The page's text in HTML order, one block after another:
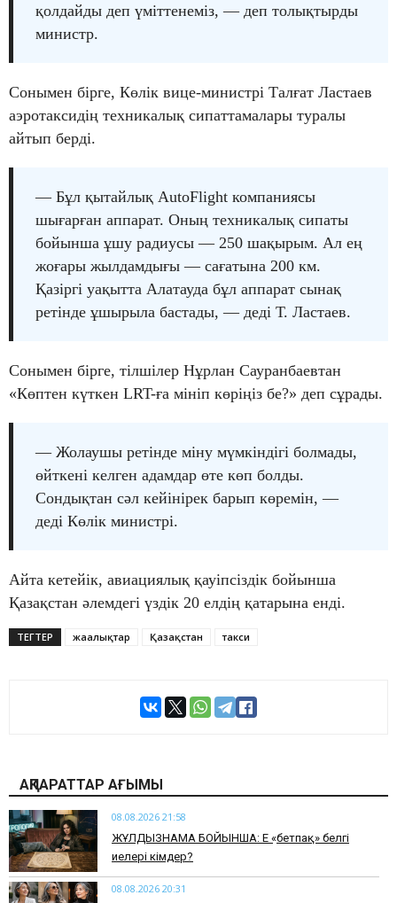
қолдайды деп үміттенеміз, — деп толықтырды
министр.
Сонымен бірге, Көлік вице-министрі Талғат Ластаев
аэротаксидің техникалық сипаттамалары туралы
айтып берді.
— Бұл қытайлық AutoFlight компаниясы
шығарған аппарат. Оның техникалық сипаты
бойынша ұшу радиусы — 250 шақырым. Ал ең
жоғары жылдамдығы — сағатына 200 км.
Қазіргі уақытта Алатауда бұл аппарат сынақ
ретінде ұшырыла бастады, — деді Т. Ластаев.
Сонымен бірге, тілшілер Нұрлан Сауранбаевтан
«Көптен күткен LRT-ға мініп көріңіз бе?» деп сұрады.
— Жолаушы ретінде міну мүмкіндігі болмады,
өйткені келген адамдар өте көп болды.
Сондықтан сәл кейінірек барып көремін, —
деді Көлік министрі.
Айта кетейік, авиациялық қауіпсіздік бойынша
Қазақстан әлемдегі үздік 20 елдің қатарына енді.
ТЕГТЕР жаңалықтар Қазақстан такси
АҚПАРАТТАР АҒЫМЫ
08.08.2026 21:58
ЖҰЛДЫЗНАМА БОЙЫНША: Ең «бетпақ» белгі
иелері кімдер?
08.08.2026 20:31